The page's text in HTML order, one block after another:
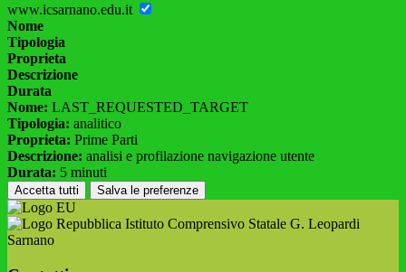
www.icsarnano.edu.it
Nome
Tipologia
Proprieta
Descrizione
Durata
Nome: LAST_REQUESTED_TARGET
Tipologia: analitico
Proprieta: Prime Parti
Descrizione: analisi e profilazione navigazione utente
Durata: 5 minuti
Accetta tutti Salva le preferenze
Istituto Comprensivo Statale G. Leopardi
Sarnano